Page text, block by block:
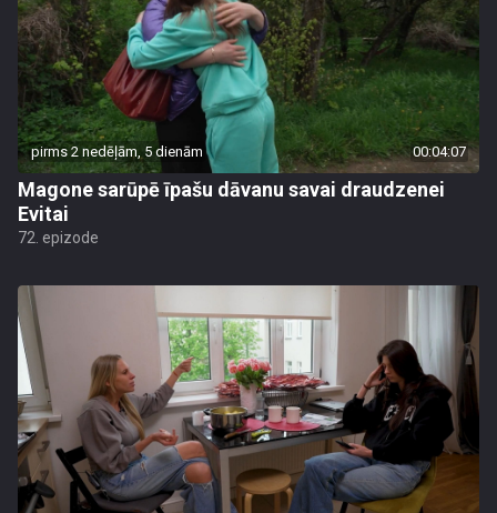
pirms 2 nedēļām, 5 dienām 00:04:07
Magone sarūpē īpašu dāvanu savai draudzenei
Evitai
72. epizode